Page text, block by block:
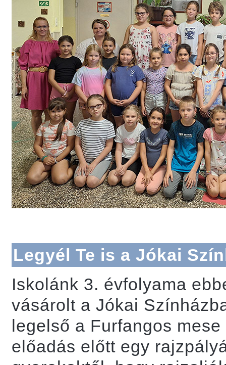
Legyél Te is a Jókai
Iskolánk 3. évfolyama
vásárolt a Jókai
legelső a Furfangos
előadás előtt egy